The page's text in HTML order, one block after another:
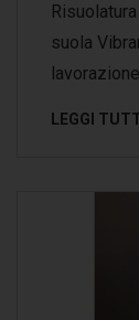
suola
LEGGI